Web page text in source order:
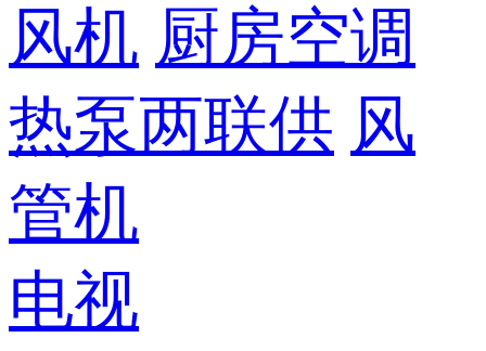
风机 厨房空调
热泵两联供 风
管机
电视